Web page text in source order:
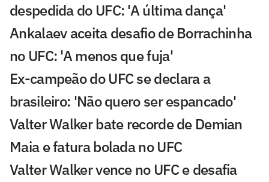
despedida do UFC: 'A última dança'
Ankalaev aceita desafio de Borrachinha
no UFC: 'A menos que fuja'
Ex-campeão do UFC se declara a
brasileiro: 'Não quero ser espancado'
Valter Walker bate recorde de Demian
Maia e fatura bolada no UFC
Valter Walker vence no UFC e desafia